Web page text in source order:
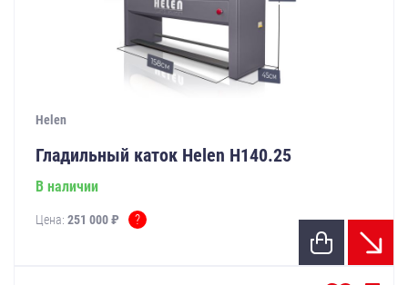
Helen
Гладильный каток Helen Н140.25
В наличии
Цена: 251 000 ₽ ?